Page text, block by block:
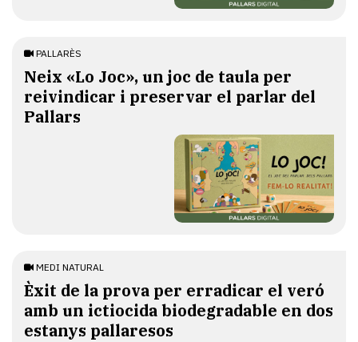
PALLARÈS
​Neix «Lo Joc», un joc de taula per
reivindicar i preservar el parlar del
Pallars
MEDI NATURAL
Èxit de la prova per erradicar el veró
amb un ictiocida biodegradable en dos
estanys pallaresos